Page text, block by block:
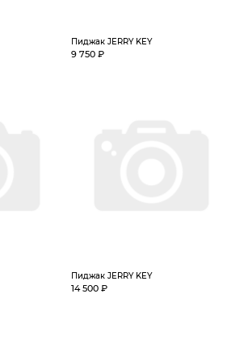
Пиджак JERRY KEY
9 750 ₽
Пиджак JERRY KEY
14 500 ₽